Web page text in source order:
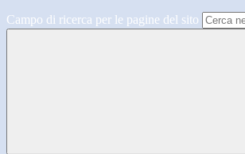
Campo di ricerca per le pagine del sito